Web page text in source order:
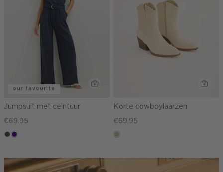
our favourite
Jumpsuit met ceintuur
€69.95
groen,
midden
indigo
Korte cowboylaarzen
€69.95
lichtzand